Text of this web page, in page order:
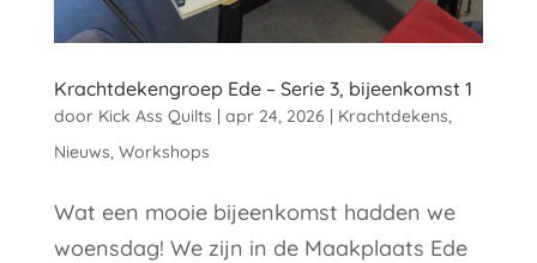
Krachtdekengroep Ede – Serie 3, bijeenkomst 1
door Kick Ass Quilts | apr 24, 2026 | Krachtdekens,
Nieuws, Workshops
Wat een mooie bijeenkomst hadden we
woensdag! We zijn in de Maakplaats Ede